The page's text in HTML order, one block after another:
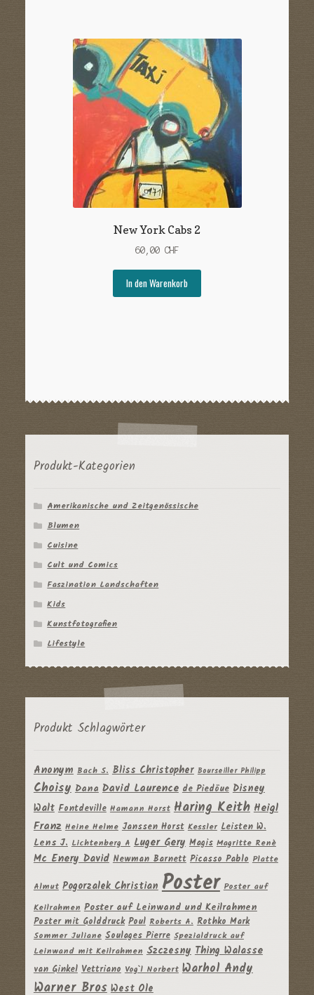
New York Cabs 2
60,00 CHF
In den Warenkorb
Produkt-Kategorien
Amerikanische und Zeitgenössische
Blumen
Cuisine
Cult und Comics
Faszination Landschaften
Kids
Kunstfotografien
Lifestyle
Produkt Schlagwörter
Anonym Bach S. Bliss Christopher Bourseiller Philipp
Choisy Dana David Laurence de Piedöue Disney
Walt Fontdeville Hamann Horst Haring Keith Heigl
Franz Heine Helme Janssen Horst Kessler Leisten W.
Lens J. Lichtenberg A Luger Gery Magis Magritte Renè
Mc Enery David Newman Barnett Picasso Pablo Platte
Almut Pogorzalek Christian Poster Poster auf
Keilrahmen Poster auf Leinwand und Keilrahmen
Poster mit Golddruck Poul Roberts A. Rothko Mark
Sommer Juliane Soulages Pierre Spezialdruck auf
Leinwand mit Keilrahmen Szczesny Thing Walasse
van Ginkel Vettriano Vog`l Norbert Warhol Andy
Warner Bros West Ole